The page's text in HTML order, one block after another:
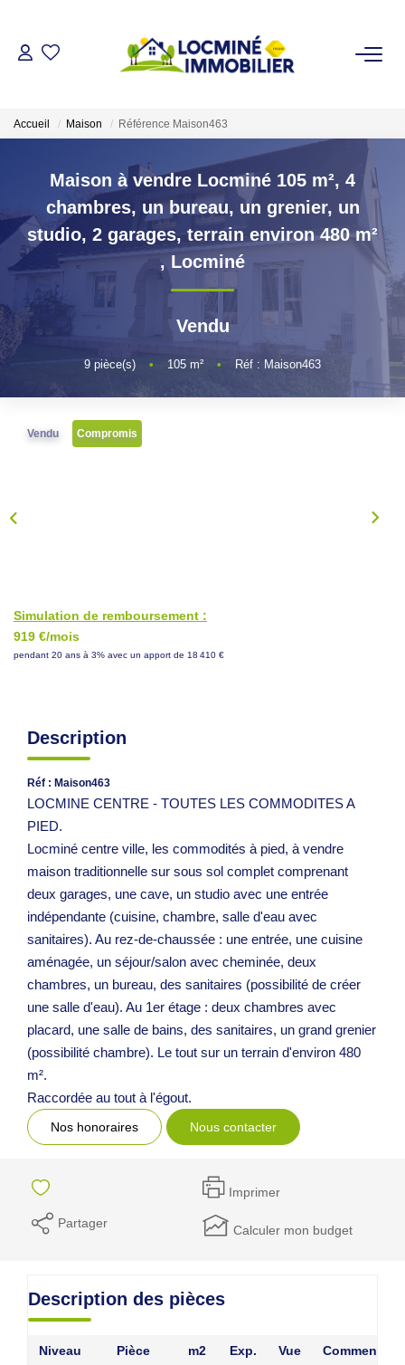
LOUER
ESTIMER
L'AGENCE
NOS CONSEILS
Accueil Maison Référence Maison463
Maison à vendre Locminé 105 m², 4
chambres, un bureau, un grenier, un
studio, 2 garages, terrain environ 480 m²
, Locminé
Vendu
9 pièce(s) • 105 m² • Réf : Maison463
Vendu Compromis
Simulation de remboursement :
919 €/mois
pendant 20 ans à 3% avec un apport de 18 410 €
Description
Réf : Maison463
LOCMINE CENTRE - TOUTES LES COMMODITES A
PIED.
Locminé centre ville, les commodités à pied, à vendre
maison traditionnelle sur sous sol complet comprenant
deux garages, une cave, un studio avec une entrée
indépendante (cuisine, chambre, salle d'eau avec
sanitaires). Au rez-de-chaussée : une entrée, une cuisine
aménagée, un séjour/salon avec cheminée, deux
chambres, un bureau, des sanitaires (possibilité de créer
une salle d'eau). Au 1er étage : deux chambres avec
placard, une salle de bains, des sanitaires, un grand grenier
(possibilité chambre). Le tout sur un terrain d'environ 480
m².
Raccordée au tout à l'égout.
Nos honoraires Nous contacter
Imprimer
Partager Calculer mon budget
Description des pièces
Niveau Pièce m2 Exp. Vue